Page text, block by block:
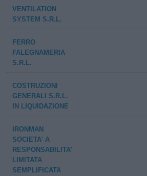
VENTILATION
SYSTEM S.R.L.
FERRO
FALEGNAMERIA
S.R.L.
COSTRUZIONI
GENERALI S.R.L.
IN LIQUIDAZIONE
IRONMAN
SOCIETA' A
RESPONSABILITA'
LIMITATA
SEMPLIFICATA